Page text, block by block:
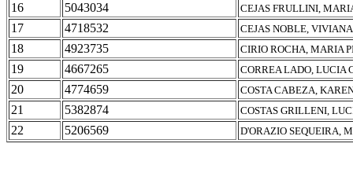
16 5043034 CEJAS FRULLINI,
17 4718532 CEJAS NOBLE,
18 4923735 CIRIO ROCHA, MARIA
19 4667265 CORREA LADO, LUCIA
20 4774659 COSTA CABEZA,
21 5382874 COSTAS GRILLENI,
22 5206569 D'ORAZIO SEQUEIRA,